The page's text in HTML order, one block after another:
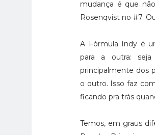
mudança é que
Rosenqvist no #7.
A Fórmula Indy é
para a outra:
principalmente dos
o outro. Isso faz
ficando pra trás
Temos, em graus